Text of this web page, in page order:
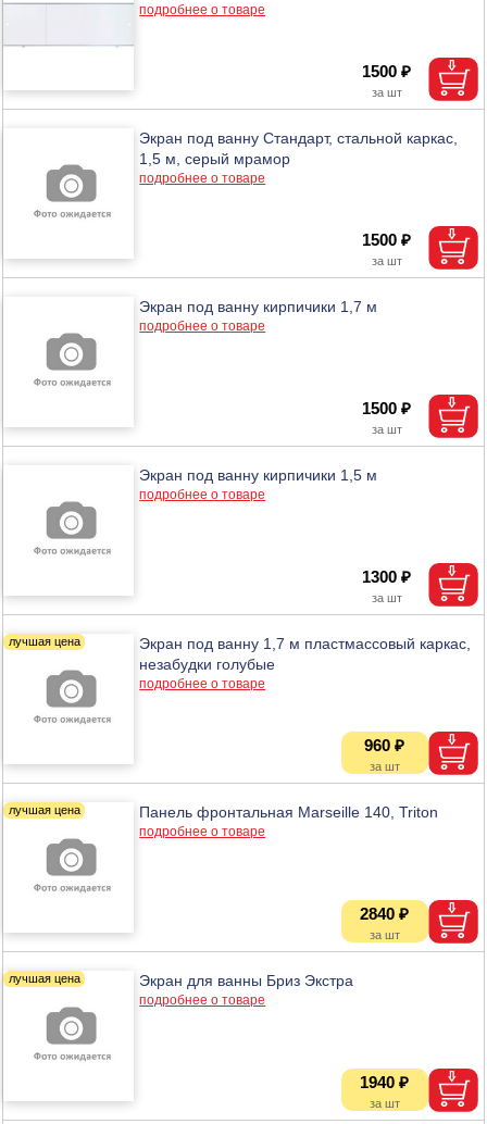
подробнее о товаре
1500 ₽
Экран под ванну Стандарт, стальной каркас,
1,5 м, серый мрамор
подробнее о товаре
1500 ₽
Экран под ванну кирпичики 1,7 м
подробнее о товаре
1500 ₽
Экран под ванну кирпичики 1,5 м
подробнее о товаре
1300 ₽
Экран под ванну 1,7 м пластмассовый каркас,
незабудки голубые
подробнее о товаре
960 ₽
Панель фронтальная Marseille 140, Triton
подробнее о товаре
2840 ₽
Экран для ванны Бриз Экстра
подробнее о товаре
1940 ₽